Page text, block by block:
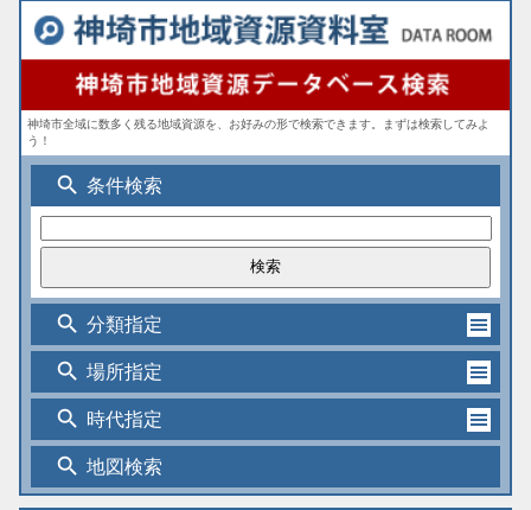
神埼市全域に数多く残る地域資源を、お好みの形で検索できます。まずは検索してみよ
う！
search 条件検索
search 分類指定
search 場所指定
search 時代指定
search 地図検索